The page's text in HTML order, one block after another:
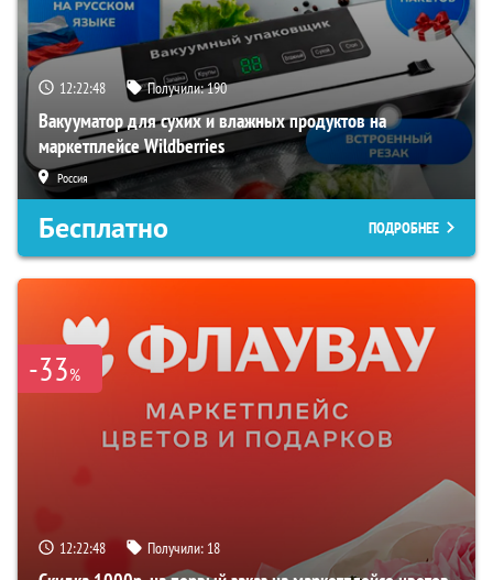
12:22:47 Получили:190
Вакууматор для сухих и влажных продуктов на
маркетплейсе Wildberries
Россия
Бесплатно ПОДРОБНЕЕ
-33%
12:22:47 Получили: 18